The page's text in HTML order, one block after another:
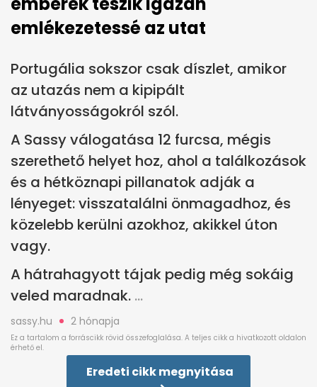
emlékezetessé az utat
Portugália sokszor csak díszlet, amikor
az utazás nem a kipipált
látványosságokról szól.
A Sassy válogatása 12 furcsa, mégis
szerethető helyet hoz, ahol a találkozások
és a hétköznapi pillanatok adják a
lényeget: visszatalálni önmagadhoz, és
közelebb kerülni azokhoz, akikkel úton
vagy.
A hátrahagyott tájak pedig még sokáig
veled maradnak.
sassy.hu 2 hónapja
Eredeti cikk megnyitása